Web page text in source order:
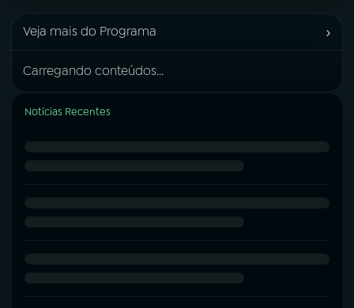
Veja mais do Programa ›
Carregando conteúdos...
Notícias Recentes